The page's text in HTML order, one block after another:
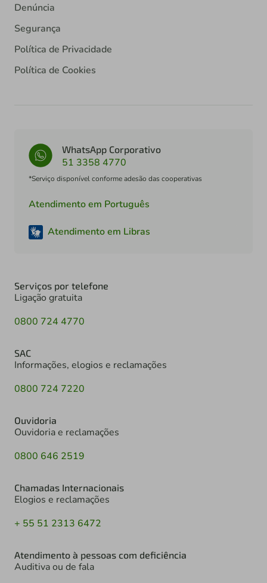
Denúncia
Segurança
Política de Privacidade
Política de Cookies
WhatsApp Corporativo
51 3358 4770
*Serviço disponível conforme adesão das cooperativas
Atendimento em Português
Atendimento em Libras
Serviços por telefone
Ligação gratuita
0800 724 4770
SAC
Informações, elogios e reclamações
0800 724 7220
Ouvidoria
Ouvidoria e reclamações
0800 646 2519
Chamadas Internacionais
Elogios e reclamações
+ 55 51 2313 6472
Atendimento à pessoas com deficiência
Auditiva ou de fala